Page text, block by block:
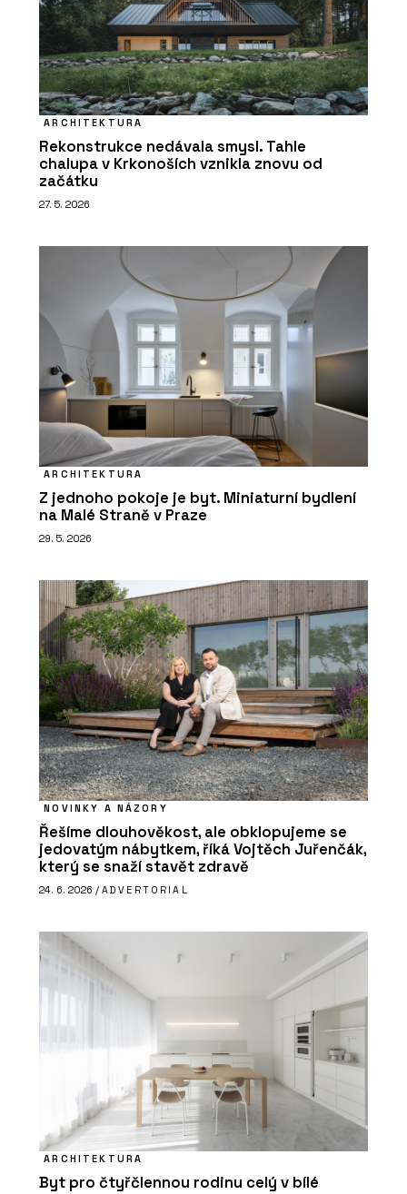
ARCHITEKTURA
Rekonstrukce nedávala smysl. Tahle
chalupa v Krkonoších vznikla znovu od
začátku
27. 5. 2026
ARCHITEKTURA
Z jednoho pokoje je byt. Miniaturní bydlení
na Malé Straně v Praze
29. 5. 2026
NOVINKY A NÁZORY
Řešíme dlouhověkost, ale obklopujeme se
jedovatým nábytkem, říká Vojtěch Juřenčák,
který se snaží stavět zdravě
24. 6. 2026 / ADVERTORIAL
ARCHITEKTURA
Byt pro čtyřčlennou rodinu celý v bílé